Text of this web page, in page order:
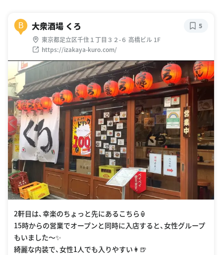
B 大衆酒場 くろ
東京都足立区千住１丁目３２-６ 高橋ビル 1F
https://izakaya-kuro.com/
5
2軒目は、幸楽のちょっと先にあるこちら🏮
15時からの営業でオープンと同時に入店すると、女性グループ
もいました〜✨
綺麗な内装で、女性1人でも入りやすい👩🍺